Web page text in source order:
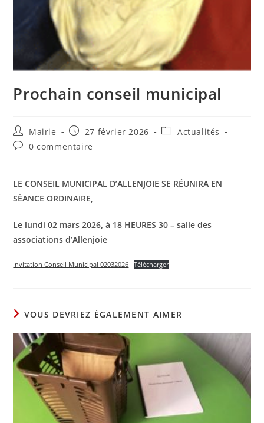
Prochain conseil municipal
Auteur/autrice
de
la
Mairie
Publication
publiée :
27 février 2026
PostActualités
Commentaires
publication :
0 commentaire
LE CONSEIL MUNICIPAL D’ALLENJOIE SE RÉUNIRA EN
SÉANCE ORDINAIRE,
Le lundi 02 mars 2026, à 18 HEURES 30 – salle des
associations d’Allenjoie
Invitation Conseil Municipal 02032026 Télécharger
VOUS DEVRIEZ ÉGALEMENT AIMER